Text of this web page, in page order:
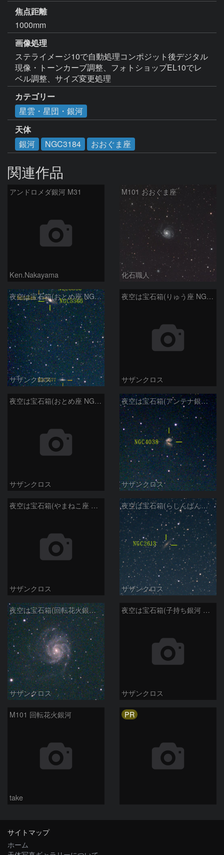
焦点距離
1000mm
画像処理
ステライメージ10で自動処理コンポジット後デジタル
現像・トーンカーブ調整、フォトショップEL10でレ
ベル調整、サイズ変更処理
カテゴリー
星雲・星団・銀河
天体
銀河
NGC3184 おおぐま座
関連作品
アンドロメダ銀河 M31
Ken.Nakayama
M101 おおぐま座
化石職人
夜空は宝石箱(おとめ座 NGC5566) Seestar50
サザンクロス
夜空は宝石箱(りゅう座 NGC6503) Seestar50
サザンクロス
夜空は宝石箱(おとめ座 NGC5746) Seestar50
サザンクロス
夜空は宝石箱(アンテナ銀河 NGC4038) Seestar50
サザンクロス
夜空は宝石箱(やまねこ座 NGC2683) Seestar50
サザンクロス
夜空は宝石箱(らしんばん座 NGC2613) Seestar50
サザンクロス
夜空は宝石箱(回転花火銀河 M101) Seestar50
サザンクロス
夜空は宝石箱(子持ち銀河 M51) Seestar50
サザンクロス
M101 回転花火銀河
take
PR
サイトマップ
ホーム